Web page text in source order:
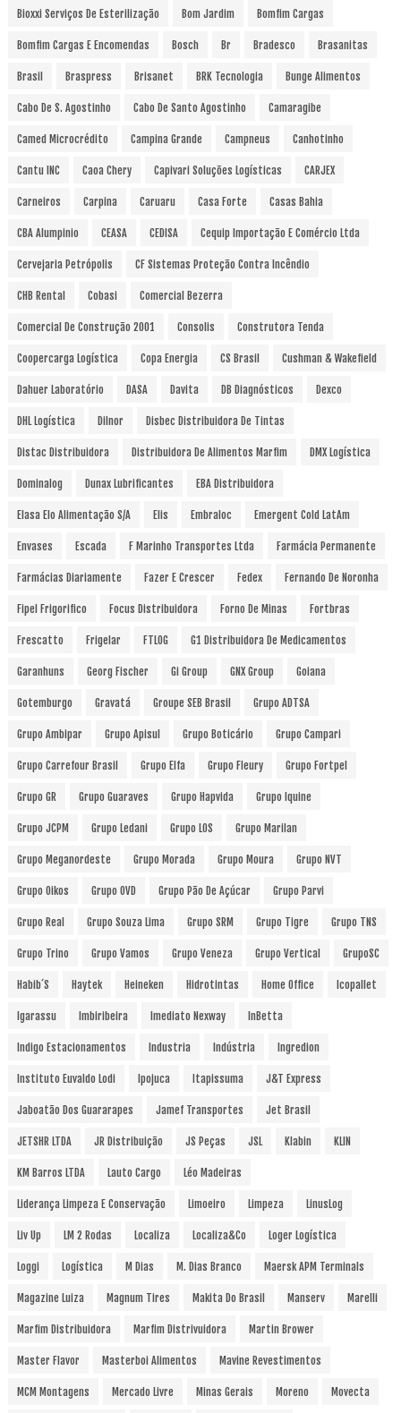
Bioxxi Serviços De Esterilização Bom Jardim Bomfim Cargas
Bomfim Cargas E Encomendas Bosch Br Bradesco Brasanitas
Brasil Braspress Brisanet BRK Tecnologia Bunge Alimentos
Cabo De S. Agostinho Cabo De Santo Agostinho Camaragibe
Camed Microcrédito Campina Grande Campneus Canhotinho
Cantu INC Caoa Chery Capivari Soluções Logísticas CARJEX
Carneiros Carpina Caruaru Casa Forte Casas Bahia
CBA Alumpinio CEASA CEDISA Cequip Importação E Comércio Ltda
Cervejaria Petrópolis CF Sistemas Proteção Contra Incêndio
CHB Rental Cobasi Comercial Bezerra
Comercial De Construção 2001 Consolis Construtora Tenda
Coopercarga Logística Copa Energia CS Brasil Cushman & Wakefield
Dahuer Laboratório DASA Davita DB Diagnósticos Dexco
DHL Logística Dilnor Disbec Distribuidora De Tintas
Distac Distribuidora Distribuidora De Alimentos Marfim DMX Logística
Dominalog Dunax Lubrificantes EBA Distribuidora
Elasa Elo Alimentação S/A Elis Embraloc Emergent Cold LatAm
Envases Escada F Marinho Transportes Ltda Farmácia Permanente
Farmácias Diariamente Fazer E Crescer Fedex Fernando De Noronha
Fipel Frigorifico Focus Distribuidora Forno De Minas Fortbras
Frescatto Frigelar FTLOG G1 Distribuidora De Medicamentos
Garanhuns Georg Fischer Gi Group GNX Group Goiana
Gotemburgo Gravatá Groupe SEB Brasil Grupo ADTSA
Grupo Ambipar Grupo Apisul Grupo Boticário Grupo Campari
Grupo Carrefour Brasil Grupo Elfa Grupo Fleury Grupo Fortpel
Grupo GR Grupo Guaraves Grupo Hapvida Grupo Iquine
Grupo JCPM Grupo Ledani Grupo LOS Grupo Marilan
Grupo Meganordeste Grupo Morada Grupo Moura Grupo NVT
Grupo Oikos Grupo OVD Grupo Pão De Açúcar Grupo Parvi
Grupo Real Grupo Souza Lima Grupo SRM Grupo Tigre Grupo TNS
Grupo Trino Grupo Vamos Grupo Veneza Grupo Vertical GrupoSC
Habib´s Haytek Heineken Hidrotintas Home Office Icopallet
Igarassu Imbiribeira Imediato Nexway InBetta
Indigo Estacionamentos Industria Indústria Ingredion
Instituto Euvaldo Lodi Ipojuca Itapissuma J&T Express
Jaboatão Dos Guararapes Jamef Transportes Jet Brasil
JETSHR LTDA JR Distribuição JS Peças JSL Klabin KLIN
KM Barros LTDA Lauto Cargo Léo Madeiras
Liderança Limpeza E Conservação Limoeiro Limpeza LinusLog
Liv Up LM 2 Rodas Localiza Localiza&Co Loger Logística
Loggi Logística M Dias M. Dias Branco Maersk APM Terminals
Magazine Luiza Magnum Tires Makita Do Brasil Manserv Marelli
Marfim Distribuidora Marfim Distrivuidora Martin Brower
Master Flavor Masterboi Alimentos Mavine Revestimentos
MCM Montagens Mercado Livre Minas Gerais Moreno Movecta